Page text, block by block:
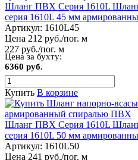
Шланг ПВХ Серия 1610L
серия 1610L 45 мм
Артикул: 1610L45
Цена 212 руб./пог. м
227 руб./пог. м
Цена за бухту:
6360 руб.
Купить В корзине
Шланг ПВХ Серия 1610L
серия 1610L 50 мм
Артикул: 1610L50
Цена 241 руб./пог. м